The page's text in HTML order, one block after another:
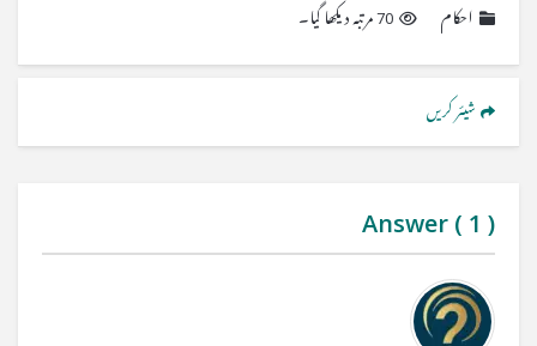
احکام 70 مرتبہ دیکھا گیا۔
شیئر کریں
Answer ( 1 )